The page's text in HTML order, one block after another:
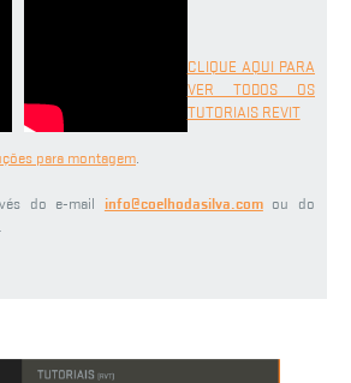
CLIQUE AQUI PARA
VER TODOS OS
TUTORIAIS REVIT
para montagem.
do e-mail info@coelhodasilva.com ou do
.